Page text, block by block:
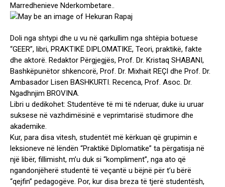
Marredhenieve Nderkombetare..
Doli nga shtypi dhe u vu në qarkullim nga shtëpia botuese
“GEER”, libri, PRAKTIKË DIPLOMATIKE, Teori, praktikë, fakte
dhe aktorë. Redaktor Përgjegjës, Prof. Dr. Kristaq SHABANI,
Bashkëpunëtor shkencorë, Prof. Dr. Mixhait REÇI dhe Prof. Dr.
Ambasador Lisen BASHKURTI. Recenca, Prof. Asoc. Dr.
Ngadhnjim BROVINA.
Libri u dedikohet: Studentëve të mi të nderuar, duke iu uruar
suksese në vazhdimësinë e veprimtarisë studimore dhe
akademike.
Kur, para disa vitesh, studentët më kërkuan që grupimin e
leksioneve në lëndën “Praktikë Diplomatike” ta përgatisja në
një libër, fillimisht, m’u duk si “kompliment”, nga ato që
ngandonjëherë studentë të veçantë u bëjnë për t’u bërë
“qejfin” pedagogëve. Por, kur disa breza të tjerë studentësh,